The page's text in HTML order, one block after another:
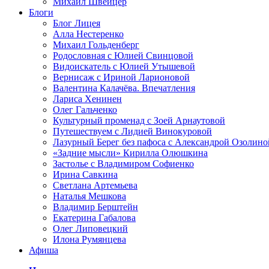
Блоги
Блог Лицея
Алла Нестеренко
Михаил Гольденберг
Родословная с Юлией Свинцовой
Видоискатель с Юлией Утышевой
Вернисаж с Ириной Ларионовой
Валентина Калачёва. Впечатления
Лариса Хенинен
Олег Гальченко
Культурный променад с Зоей Арнаутовой
Путешествуем с Лидией Винокуровой
Лазурный Берег без пафоса с Александрой
«Задние мысли» Кирилла Олюшкина
Застолье с Владимиром Софиенко
Ирина Савкина
Светлана Артемьева
Наталья Мешкова
Владимир Берштейн
Екатерина Габалова
Олег Липовецкий
Илона Румянцева
Афиша